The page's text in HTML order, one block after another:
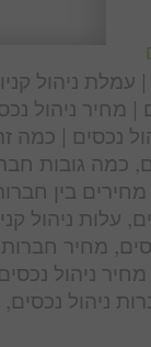
ניהול
| מחיר ניהול
נכסים | כמה
כמה גובות
בין
עלות ניהול
מחיר חברות
ניהול
ניהול